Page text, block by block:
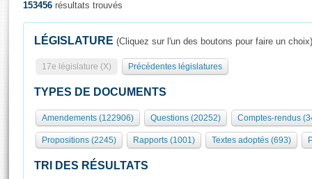
Présidence
577 députés
Groupes politiques
Séance publique
Commissions et autres organes
Europe et International
Rôle et pouvoirs de l'Assemblée
Organisation de l'Assemblée
Présidence Conférence des Présidents Bureau Collège des
Visiter l'Assemblée
Visite virtuelle du palais Bourbon
Assister à une séance
153456 résultats trouvés
LÉGISLATURE (Cliquez sur l'un des boutons pour faire un choix)
17e législature (X) Précédentes législatures
TYPES DE DOCUMENTS
Amendements (122906) Questions (20252) Comptes-rendus
Propositions (2245) Rapports (1001) Textes adoptés (693)
TRI DES RÉSULTATS